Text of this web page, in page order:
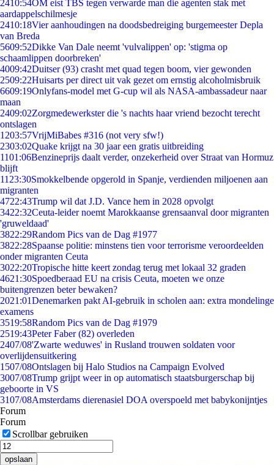
2410:54OM eist TBS tegen verwarde man die agenten stak met
aardappelschilmesje
2410:18Vier aanhoudingen na doodsbedreiging burgemeester Depla
van Breda
5609:52Dikke Van Dale neemt 'vulvalippen' op: 'stigma op
schaamlippen doorbreken'
4009:42Duitser (93) crasht met quad tegen boom, vier gewonden
2509:22Huisarts per direct uit vak gezet om ernstig alcoholmisbruik
6609:19Onlyfans-model met G-cup wil als NASA-ambassadeur naar
maan
2409:02Zorgmedewerkster die 's nachts haar vriend bezocht terecht
ontslagen
1203:57VrijMiBabes #316 (not very sfw!)
2303:02Quake krijgt na 30 jaar een gratis uitbreiding
1101:06Benzineprijs daalt verder, onzekerheid over Straat van Hormuz
blijft
11 23:30Smokkelbende opgerold in Spanje, verdienden miljoenen aan
migranten
4722:43Trump wil dat J.D. Vance hem in 2028 opvolgt
3422:32Ceuta-leider noemt Marokkaanse grensaanval door migranten
'gruweldaad'
3822:29Random Pics van de Dag #1977
3822:28Spaanse politie: minstens tien voor terrorisme veroordeelden
onder migranten Ceuta
3022:20Tropische hitte keert zondag terug met lokaal 32 graden
4621:30Spoedberaad EU na crisis Ceuta, moeten we onze
buitengrenzen beter bewaken?
2021:01Denemarken pakt AI-gebruik in scholen aan: extra mondelinge
examens
3519:58Random Pics van de Dag #1979
2519:43Peter Faber (82) overleden
2407/08'Zwarte weduwes' in Rusland trouwen soldaten voor
overlijdensuitkering
1507/08Ontslagen bij Halo Studios na Campaign Evolved
3007/08Trump grijpt weer in op automatisch staatsburgerschap bij
geboorte in VS
3107/08Amsterdams dierenasiel DOA overspoeld met babykonijntjes
Forum
Forum
Scrollbar gebruiken
opslaan